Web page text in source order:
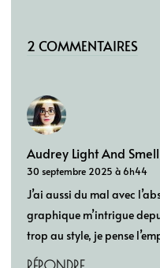
2 COMMENTAIRES
Audrey Light And Smell
30 septembre 2025 à 6h44
J’ai aussi du mal avec
graphique m’intrigue
trop au style, je pense